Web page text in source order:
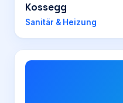
Kossegg
Sanitär & Heizung